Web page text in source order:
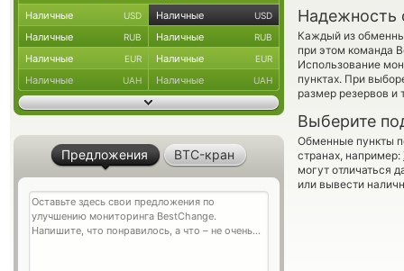
Надежность
Каждый из
при этом команда
Использование
пунктах. При
размер резервов и
Выберите
Обменные пункты
странах, например:
могут отличаться
или вывести
Наличные USD Наличные USD
Наличные RUB Наличные RUB
Наличные EUR Наличные EUR
Наличные UAH Наличные UAH
Предложения BTC-кран